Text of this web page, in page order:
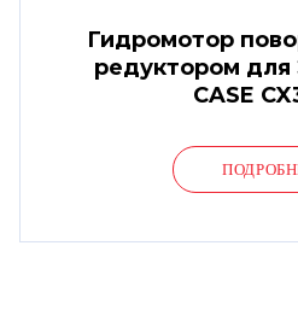
Гидромотор
редуктором для
CASE